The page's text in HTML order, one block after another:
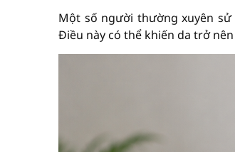
Một số người thường xuyên
Điều này có thể khiến da trở